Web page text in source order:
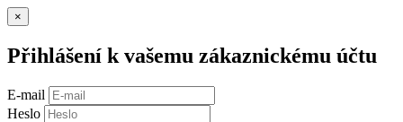
×
Přihlášení k vašemu zákaznickému účtu
E-mail
Heslo